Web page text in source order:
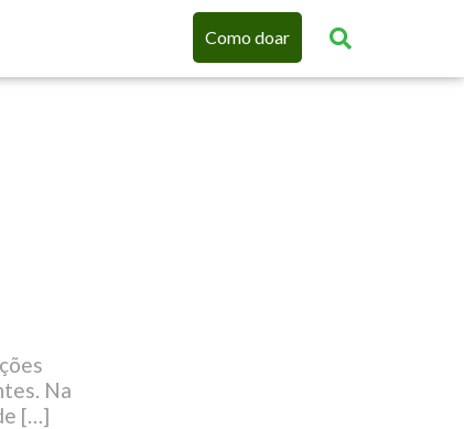
Como doar
Na
[…]